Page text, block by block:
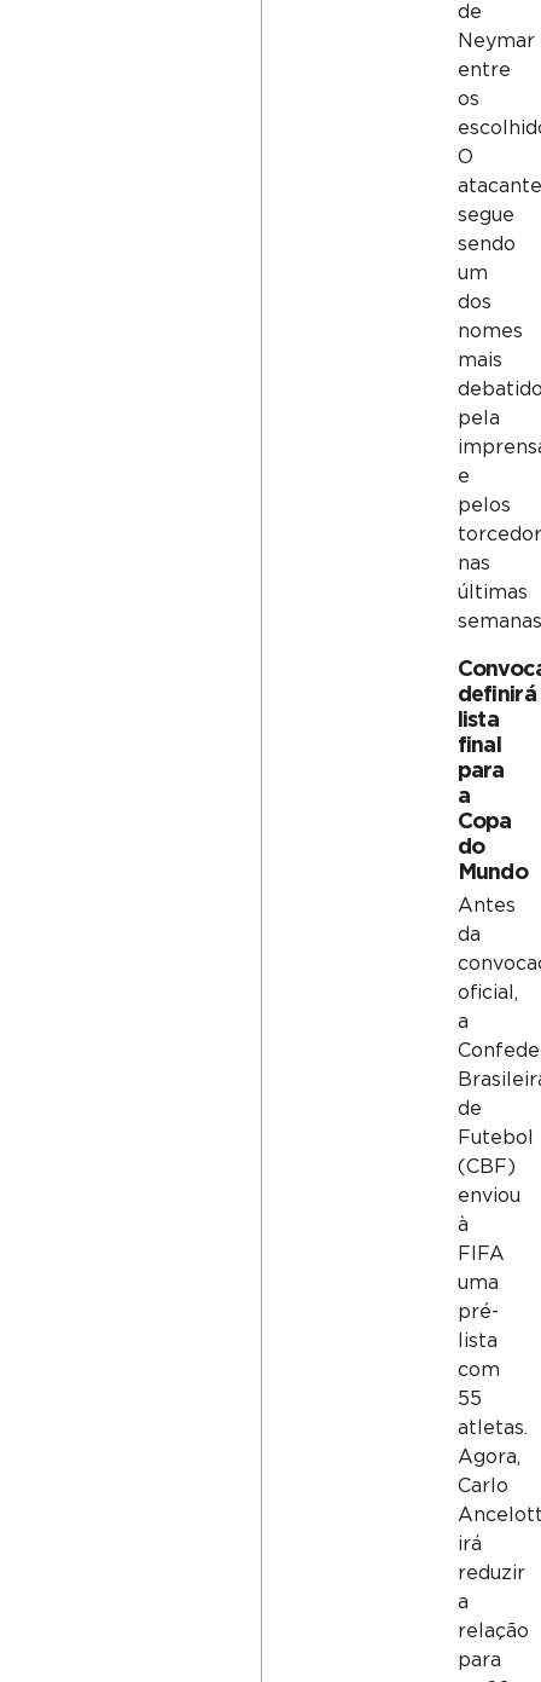
de
Neymar
entre
os
O
atacante
segue
sendo
um
dos
nomes
mais
pela
e
pelos
nas
últimas
definirá
lista
final
para
a
Copa
do
Mundo
Antes
da
oficial,
a
de
Futebol
(CBF)
enviou
à
FIFA
uma
pré-
lista
com
55
atletas.
Agora,
Carlo
irá
reduzir
a
relação
para